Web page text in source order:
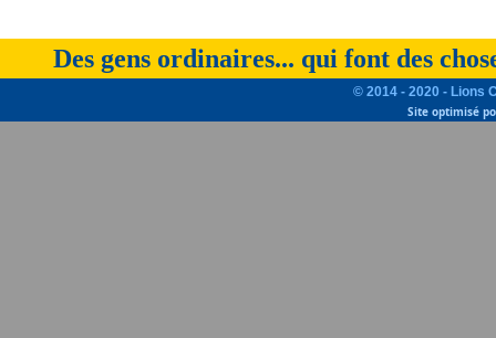
Des gens ordinaires... qui font des
© 2014 - 2020 - Lions
Site optimisé